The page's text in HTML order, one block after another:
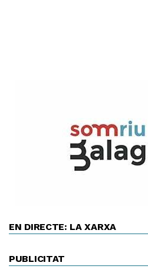
EN DIRECTE: LA XARXA
PUBLICITAT